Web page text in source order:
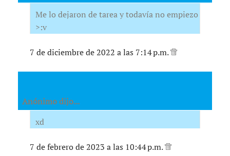
Me lo dejaron de tarea y todavía no empiezo
>:v
7 de diciembre de 2022 a las 7:14 p.m.
Anónimo dijo...
xd
7 de febrero de 2023 a las 10:44 p.m.